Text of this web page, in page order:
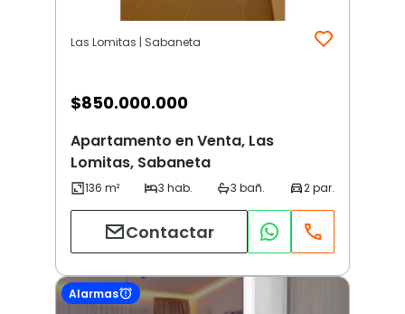
Las Lomitas | Sabaneta
$850.000.000
Apartamento en Venta, Las
Lomitas, Sabaneta
Contactar
Alarmas